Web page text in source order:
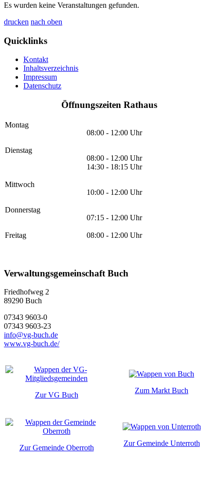
Es wurden keine Veranstaltungen gefunden.
drucken nach oben
Quicklinks
Kontakt
Inhaltsverzeichnis
Impressum
Datenschutz
Öffnungszeiten Rathaus
Montag
08:00 - 12:00 Uhr
Dienstag
08:00 - 12:00 Uhr
14:30 - 18:15 Uhr
Mittwoch
10:00 - 12:00 Uhr
Donnerstag
07:15 - 12:00 Uhr
Freitag 08:00 - 12:00 Uhr
Verwaltungsgemeinschaft Buch
Friedhofweg 2
89290 Buch
07343 9603-0
07343 9603-23
info@vg-buch.de
www.vg-buch.de/
Zur VG Buch
Zum Markt Buch
Zur Gemeinde Oberroth
Zur Gemeinde Unterroth